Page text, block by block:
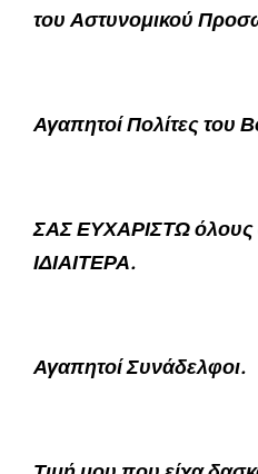
του Αστυνομικού
Αγαπητοί Πολίτες του
ΣΑΣ ΕΥΧΑΡΙΣΤΩ όλους
ΙΔΙΑΙΤΕΡΑ.
Αγαπητοί Συνάδελφοι.